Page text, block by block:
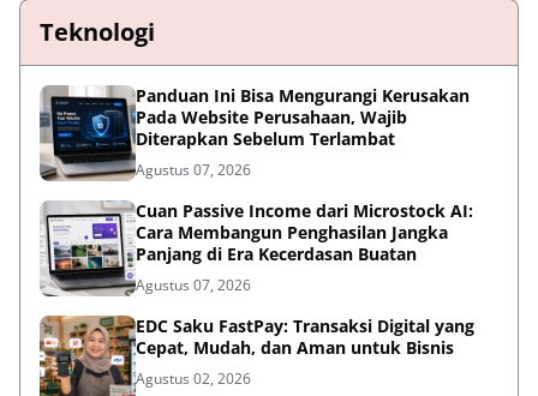
Teknologi
Panduan Ini Bisa Mengurangi Kerusakan
Pada Website Perusahaan, Wajib
Diterapkan Sebelum Terlambat
Agustus 07, 2026
Cuan Passive Income dari Microstock AI:
Cara Membangun Penghasilan Jangka
Panjang di Era Kecerdasan Buatan
Agustus 07, 2026
EDC Saku FastPay: Transaksi Digital yang
Cepat, Mudah, dan Aman untuk Bisnis
Agustus 02, 2026